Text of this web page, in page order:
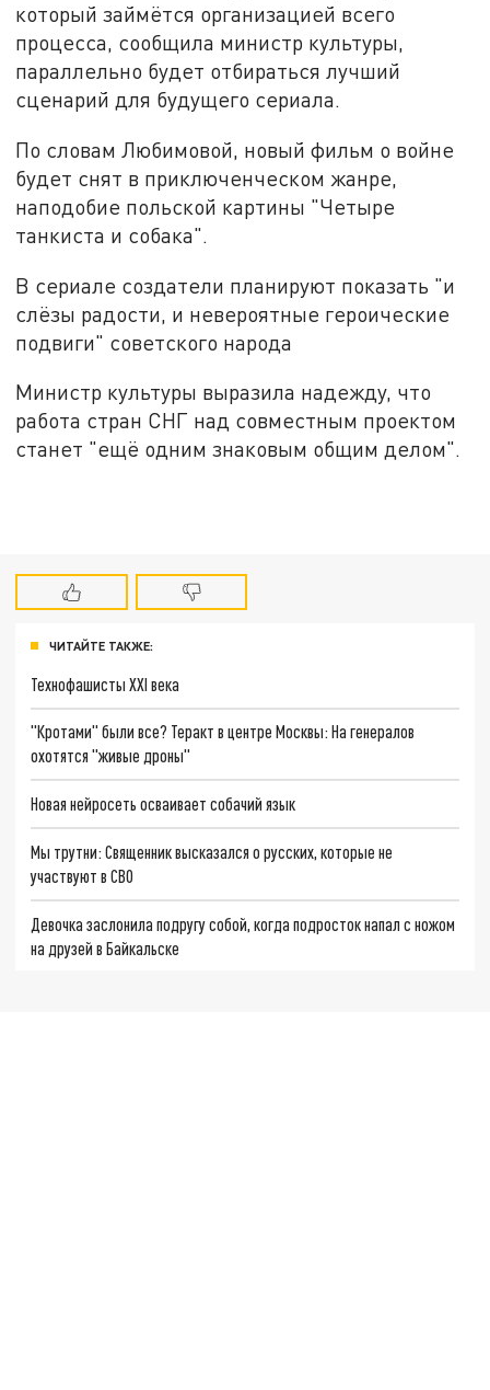
который займётся организацией всего
процесса, сообщила министр культуры,
параллельно будет отбираться лучший
сценарий для будущего сериала.
По словам Любимовой, новый фильм о войне
будет снят в приключенческом жанре,
наподобие польской картины "Четыре
танкиста и собака".
В сериале создатели планируют показать "и
слёзы радости, и невероятные героические
подвиги" советского народа
Министр культуры выразила надежду, что
работа стран СНГ над совместным проектом
станет "ещё одним знаковым общим делом".
ЧИТАЙТЕ ТАКЖЕ:
Технофашисты XXI века
"Кротами" были все? Теракт в центре Москвы: На генералов
охотятся "живые дроны"
Новая нейросеть осваивает собачий язык
Мы трутни: Священник высказался о русских, которые не
участвуют в СВО
Девочка заслонила подругу собой, когда подросток напал с ножом
на друзей в Байкальске